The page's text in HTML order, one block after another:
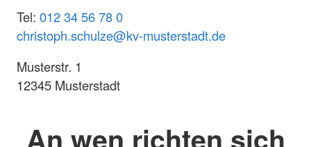
Tel: 012 34 56 78 0
christoph.schulze@kv-musterstadt.de
Musterstr. 1
12345 Musterstadt
An wen richten sich